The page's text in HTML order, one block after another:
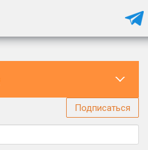
Подписаться